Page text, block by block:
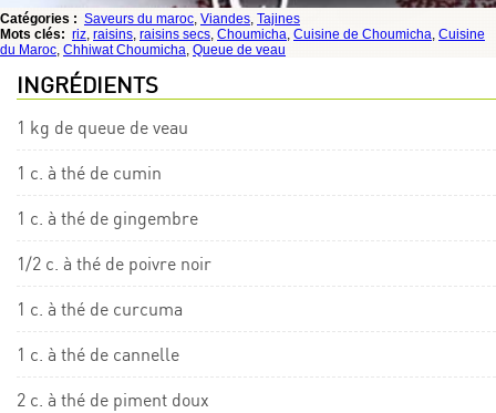
Catégories : Saveurs du maroc, Viandes, Tajines
Mots clés: riz, raisins, raisins secs, Choumicha, Cuisine de Choumicha, Cuisine
du Maroc, Chhiwat Choumicha, Queue de veau
INGRÉDIENTS
1 kg de queue de veau
1 c. à thé de cumin
1 c. à thé de gingembre
1/2 c. à thé de poivre noir
1 c. à thé de curcuma
1 c. à thé de cannelle
2 c. à thé de piment doux